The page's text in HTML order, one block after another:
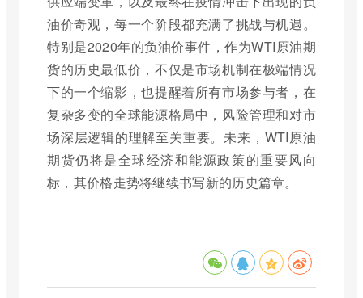
油价奇观，每一个阶段都充满了挑战与机遇。
特别是2020年的负油价事件，作为WTI原油期
货的历史最低价，不仅是市场机制在极端情况
下的一个缩影，也提醒着所有市场参与者，在
复杂多变的全球能源格局中，风险管理和对市
场深层逻辑的理解至关重要。未来，WTI原油
期货仍将是全球经济和能源政策的重要风向
标，其价格走势将继续书写新的历史篇章。